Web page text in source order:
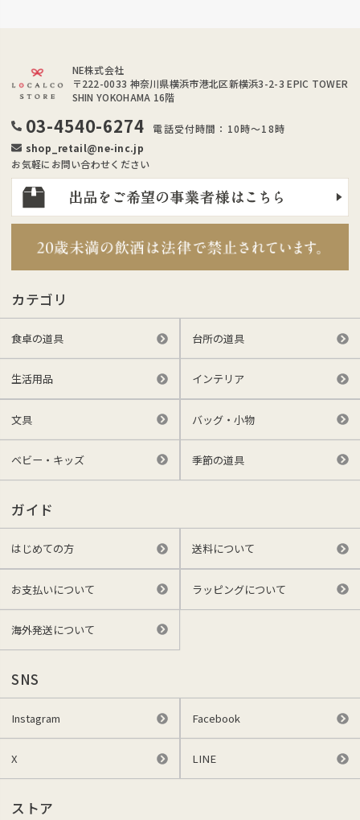
NE株式会社
〒222-0033 神奈川県横浜市港北区新横浜3-2-3 EPIC TOWER
SHIN YOKOHAMA 16階
03-4540-6274
電話受付時間：10時～18時
shop_retail@ne-inc.jp
お気軽にお問い合わせください
カテゴリ
食卓の道具 台所の道具
生活用品 インテリア
文具 バッグ・小物
ベビー・キッズ 季節の道具
ガイド
はじめての方 送料について
お支払いについて ラッピングについて
海外発送について
SNS
Instagram Facebook
X LINE
ストア